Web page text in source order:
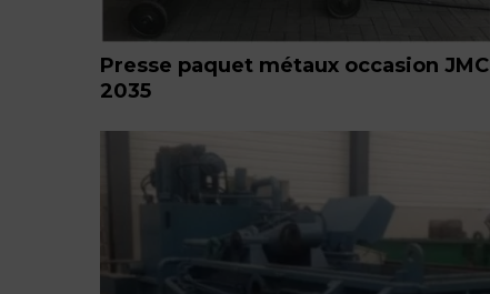
Presse paquet métaux occasion JMC
2035